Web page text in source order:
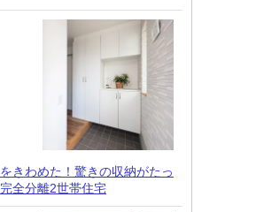
きわめた！驚きの収納がたっ
全分離2世帯住宅